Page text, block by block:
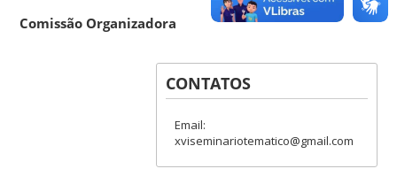
Comissão Organizadora
CONTATOS
Email:
xviseminariotematico@gmail.com